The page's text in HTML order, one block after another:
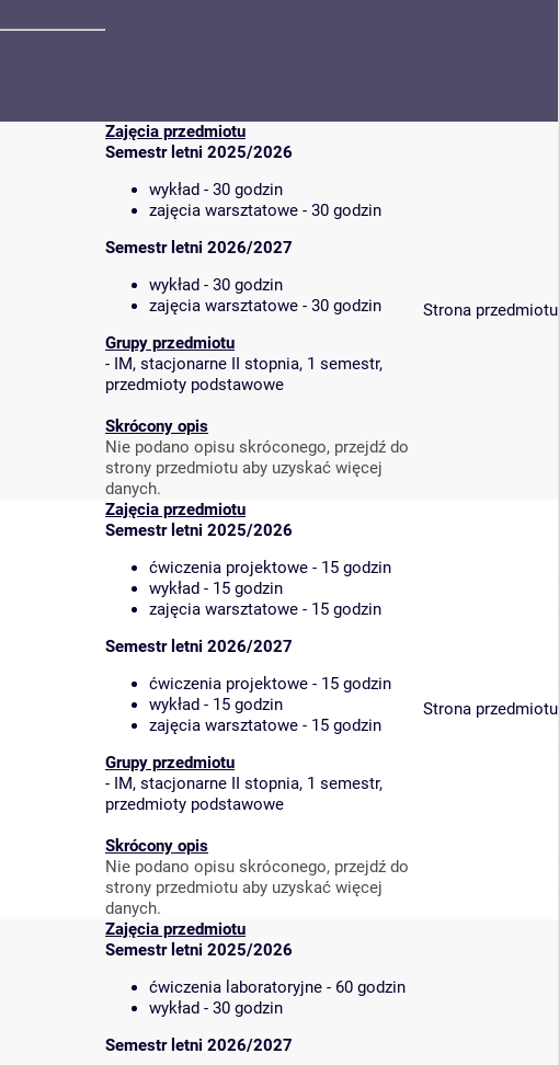
Zajęcia przedmiotu
Semestr letni 2025/2026
wykład - 30 godzin
zajęcia warsztatowe - 30 godzin
Semestr letni 2026/2027
wykład - 30 godzin
zajęcia warsztatowe - 30 godzin
Grupy przedmiotu
- IM, stacjonarne II stopnia, 1 semestr,
przedmioty podstawowe
Skrócony opis
Nie podano opisu skróconego, przejdź do
strony przedmiotu aby uzyskać więcej
danych.
Strona przedmiotu
Zajęcia przedmiotu
Semestr letni 2025/2026
ćwiczenia projektowe - 15 godzin
wykład - 15 godzin
zajęcia warsztatowe - 15 godzin
Semestr letni 2026/2027
ćwiczenia projektowe - 15 godzin
wykład - 15 godzin
zajęcia warsztatowe - 15 godzin
Grupy przedmiotu
- IM, stacjonarne II stopnia, 1 semestr,
przedmioty podstawowe
Skrócony opis
Nie podano opisu skróconego, przejdź do
strony przedmiotu aby uzyskać więcej
danych.
Strona przedmiotu
Zajęcia przedmiotu
Semestr letni 2025/2026
ćwiczenia laboratoryjne - 60 godzin
wykład - 30 godzin
Semestr letni 2026/2027